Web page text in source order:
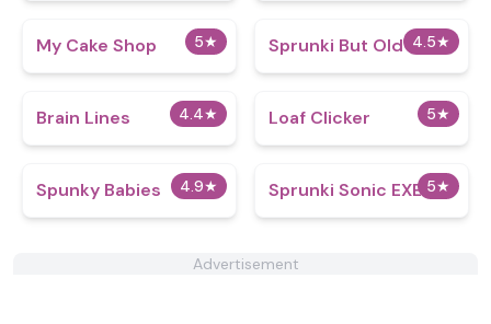
5★
My Cake Shop 4.5★
Sprunki But Old
4.4★
Brain Lines 5★
Loaf Clicker
4.9★
Spunky Babies 5★
Sprunki Sonic EXE
Advertisement